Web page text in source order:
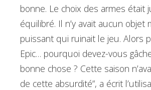
bonne. Le choix des armes était
équilibré. Il n’y avait aucun objet
puissant qui ruinait le jeu. Alors
Epic… pourquoi devez-vous
bonne chose ? Cette saison
de cette absurdité”, a écrit